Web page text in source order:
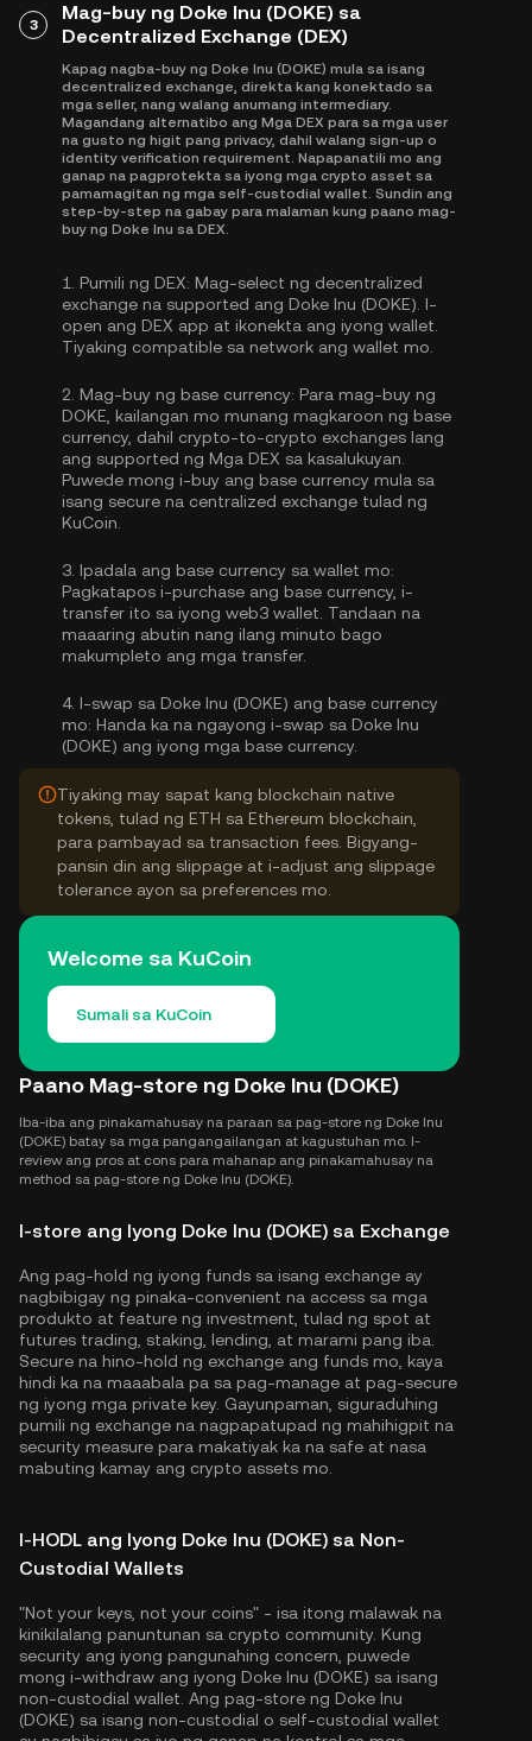
3
Mag-buy ng Doke Inu (DOKE) sa
Decentralized Exchange (DEX)
Kapag nagba-buy ng Doke Inu (DOKE) mula sa isang
decentralized exchange, direkta kang konektado sa
mga seller, nang walang anumang intermediary.
Magandang alternatibo ang Mga DEX para sa mga user
na gusto ng higit pang privacy, dahil walang sign-up o
identity verification requirement. Napapanatili mo ang
ganap na pagprotekta sa iyong mga crypto asset sa
pamamagitan ng mga self-custodial wallet. Sundin ang
step-by-step na gabay para malaman kung paano mag-
buy ng Doke Inu sa DEX.
1. Pumili ng DEX: Mag-select ng decentralized
exchange na supported ang Doke Inu (DOKE). I-
open ang DEX app at ikonekta ang iyong wallet.
Tiyaking compatible sa network ang wallet mo.
2. Mag-buy ng base currency: Para mag-buy ng
DOKE, kailangan mo munang magkaroon ng base
currency, dahil crypto-to-crypto exchanges lang
ang supported ng Mga DEX sa kasalukuyan.
Puwede mong i-buy ang base currency mula sa
isang secure na centralized exchange tulad ng
KuCoin.
3. Ipadala ang base currency sa wallet mo:
Pagkatapos i-purchase ang base currency, i-
transfer ito sa iyong web3 wallet. Tandaan na
maaaring abutin nang ilang minuto bago
makumpleto ang mga transfer.
4. I-swap sa Doke Inu (DOKE) ang base currency
mo: Handa ka na ngayong i-swap sa Doke Inu
(DOKE) ang iyong mga base currency.
Tiyaking may sapat kang blockchain native
tokens, tulad ng ETH sa Ethereum blockchain,
para pambayad sa transaction fees. Bigyang-
pansin din ang slippage at i-adjust ang slippage
tolerance ayon sa preferences mo.
Welcome sa KuCoin
Sumali sa KuCoin
Paano Mag-store ng Doke Inu (DOKE)
Iba-iba ang pinakamahusay na paraan sa pag-store ng Doke Inu
(DOKE) batay sa mga pangangailangan at kagustuhan mo. I-
review ang pros at cons para mahanap ang pinakamahusay na
method sa pag-store ng Doke Inu (DOKE).
I-store ang Iyong Doke Inu (DOKE) sa Exchange
Ang pag-hold ng iyong funds sa isang exchange ay
nagbibigay ng pinaka-convenient na access sa mga
produkto at feature ng investment, tulad ng spot at
futures trading, staking, lending, at marami pang iba.
Secure na hino-hold ng exchange ang funds mo, kaya
hindi ka na maaabala pa sa pag-manage at pag-secure
ng iyong mga private key. Gayunpaman, siguraduhing
pumili ng exchange na nagpapatupad ng mahihigpit na
security measure para makatiyak ka na safe at nasa
mabuting kamay ang crypto assets mo.
I-HODL ang Iyong Doke Inu (DOKE) sa Non-
Custodial Wallets
"Not your keys, not your coins" - isa itong malawak na
kinikilalang panuntunan sa crypto community. Kung
security ang iyong pangunahing concern, puwede
mong i-withdraw ang iyong Doke Inu (DOKE) sa isang
non-custodial wallet. Ang pag-store ng Doke Inu
(DOKE) sa isang non-custodial o self-custodial wallet